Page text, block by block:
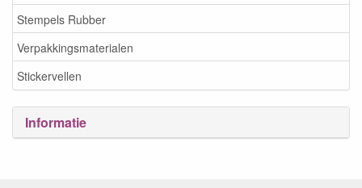
Stempels Rubber
Verpakkingsmaterialen
Stickervellen
Informatie